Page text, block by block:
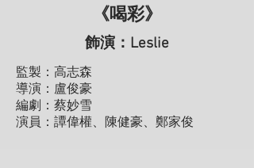
《喝彩》
飾演：Leslie
監製：高志森
導演：盧俊豪
編劇：蔡妙雪
演員：譚偉權、陳健豪、鄭家俊